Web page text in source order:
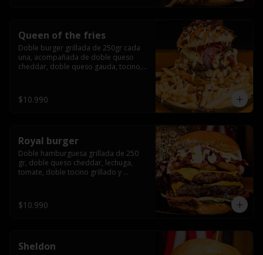
Queen of the fries
Doble burger grillada de 250gr cada
una, acompañada de doble queso
cheddar, doble queso gauda, tocino,
$10.990
Royal burger
Doble hamburguesa grillada de 250
gr, doble queso cheddar, lechuga,
tomate, doble tocino grillado y
salsa de queso cheddar.
$10.990
Sheldon